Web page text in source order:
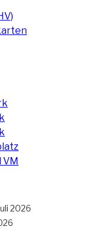
2026